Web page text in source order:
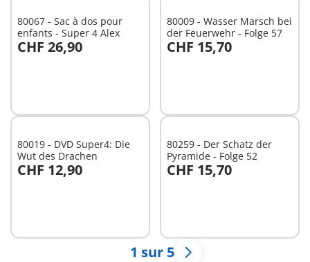
80067 - Sac à dos pour
enfants - Super 4 Alex
CHF 26,90
Au panier
80009 - Wasser Marsch bei
der Feuerwehr - Folge 57
CHF 15,70
Au panier
80019 - DVD Super4: Die
Wut des Drachen
CHF 12,90
Au panier
80259 - Der Schatz der
Pyramide - Folge 52
CHF 15,70
Au panier
1 sur 5